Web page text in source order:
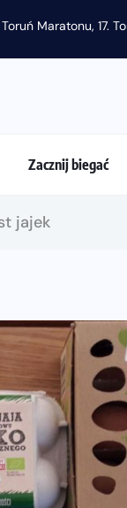
Maratonu, 17.
Zacznij biegać
jajek